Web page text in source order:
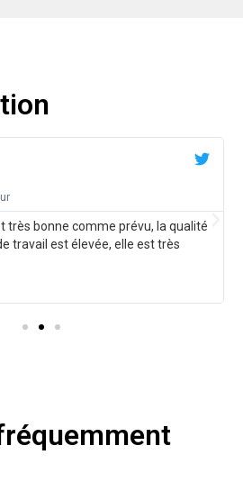
très bonne comme prévu, la qualité
travail est élevée, elle est très